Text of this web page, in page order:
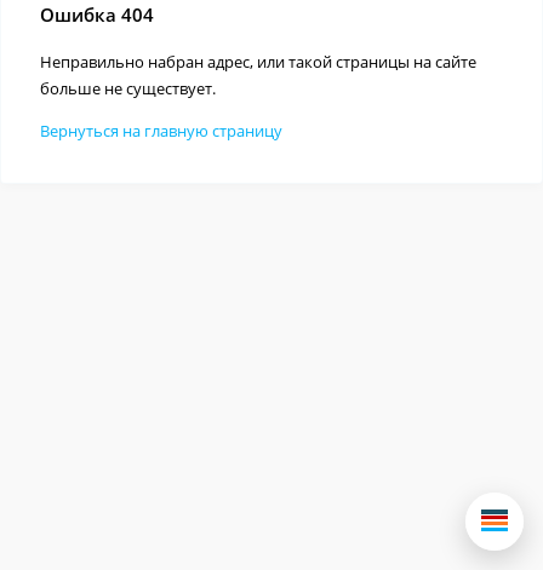
Ошибка 404
Неправильно набран адрес, или такой страницы на сайте
больше не существует.
Вернуться на главную страницу